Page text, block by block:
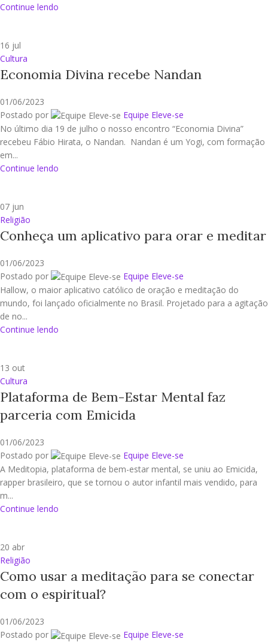
Continue lendo
16 jul
Cultura
Economia Divina recebe Nandan
01/06/2023
Postado por
Equipe Eleve-se
No último dia 19 de julho o nosso encontro “Economia Divina”
recebeu Fábio Hirata, o Nandan. Nandan é um Yogi, com formação
em...
Continue lendo
07 jun
Religião
Conheça um aplicativo para orar e meditar
01/06/2023
Postado por
Equipe Eleve-se
Hallow, o maior aplicativo católico de oração e meditação do
mundo, foi lançado oficialmente no Brasil. Projetado para a agitação
de no...
Continue lendo
13 out
Cultura
Plataforma de Bem-Estar Mental faz
parceria com Emicida
01/06/2023
Postado por
Equipe Eleve-se
A Meditopia, plataforma de bem-estar mental, se uniu ao Emicida,
rapper brasileiro, que se tornou o autor infantil mais vendido, para
m...
Continue lendo
20 abr
Religião
Como usar a meditação para se conectar
com o espiritual?
01/06/2023
Postado por
Equipe Eleve-se